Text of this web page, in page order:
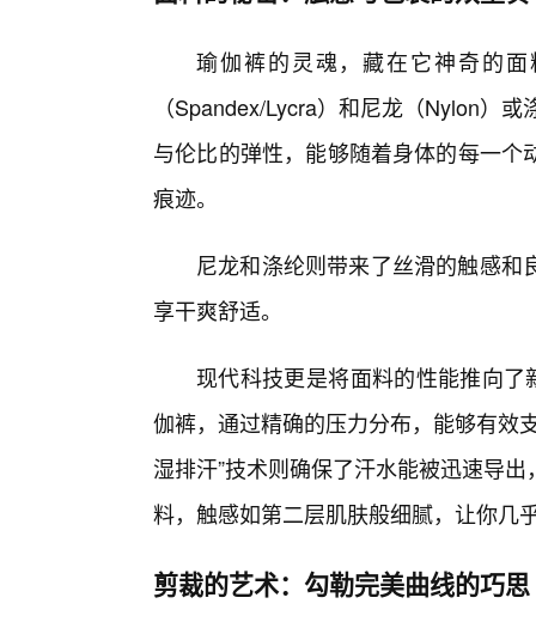
瑜伽裤的灵魂，藏在它神奇的
（Spandex/Lycra）和尼龙（Nylon）
与伦比的弹性，能够随着身体的每一
痕迹。
尼龙和涤纶则带来了丝滑的触感
享干爽舒适。
现代科技更是将面料的性能推向了
伽裤，通过精确的压力分布，能够有效
湿排汗”技术则确保了汗水能被迅速导
料，触感如第二层肌肤般细腻，让你几
剪裁的艺术：勾勒完美曲线的巧思